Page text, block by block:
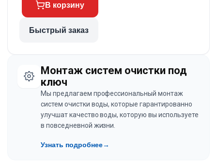
В корзину
Быстрый заказ
Монтаж систем очистки под
ключ
Мы предлагаем профессиональный монтаж
систем очистки воды, которые гарантированно
улучшат качество воды, которую вы используете
в повседневной жизни.
Узнать подробнее→